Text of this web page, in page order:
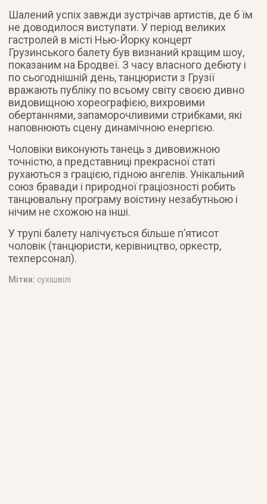
Шалений успіх завжди зустрічав артистів, де б їм
не доводилося виступати. У період великих
гастролей в місті Нью-Йорку концерт
Грузинського балету був визнаний кращим шоу,
показаним на Бродвеї. З часу власного дебюту і
по сьогоднішній день, танцюристи з Грузії
вражають публіку по всьому світу своєю дивно
видовищною хореографією, вихровими
обертаннями, запаморочливими стрибками, які
наповнюють сцену динамічною енергією.
Чоловіки виконують танець з дивовижною
точністю, а представниці прекрасної статі
рухаються з грацією, гідною ангелів. Унікальний
союз бравади і природної граціозності робить
танцювальну програму воістину незабутньою і
нічим не схожою на інші.
У трупі балету налічується більше п’ятисот
чоловік (танцюристи, керівництво, оркестр,
техперсонал).
Мітки: сухішвілі